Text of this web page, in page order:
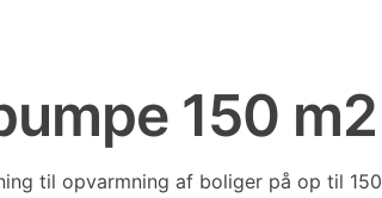
150
til opvarmning af boliger på op til